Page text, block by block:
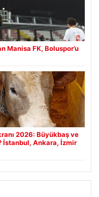
Manisa FK, Boluspor’u
2026: Büyükbaş ve
İstanbul, Ankara, İzmir